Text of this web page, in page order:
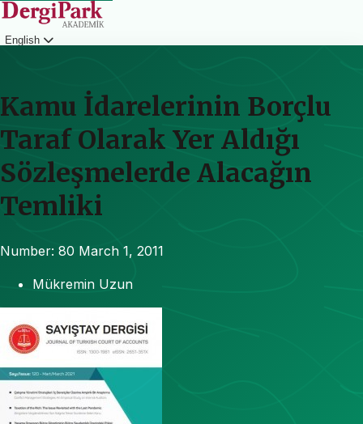
English
Kamu İdarelerinin Borçlu
Taraf Olarak Yer Aldığı
Sözleşmelerde Alacağın
Temliki
Number: 80 March 1, 2011
Mükremin Uzun